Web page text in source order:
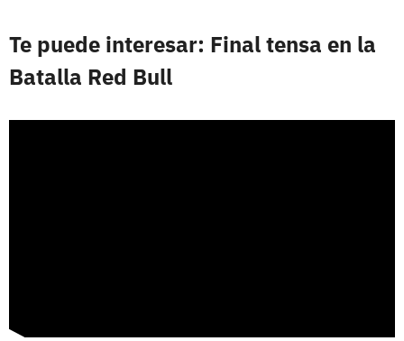
Te puede interesar: Final tensa en la
Batalla Red Bull